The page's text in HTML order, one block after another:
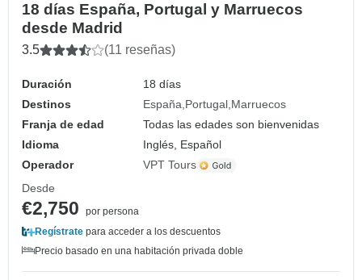
18 días España, Portugal y Marruecos
desde Madrid
3.5 (11 reseñas)
Duración
18 días
Destinos
España Portugal Marruecos
Franja de edad
Todas las edades son bienvenidas
Idioma
Inglés, Español
Operador
VPT Tours
Desde
€2,750
por persona
Regístrate para acceder a los descuentos
Precio basado en una habitación privada doble